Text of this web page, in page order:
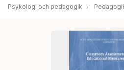
Psykologi och pedagogik